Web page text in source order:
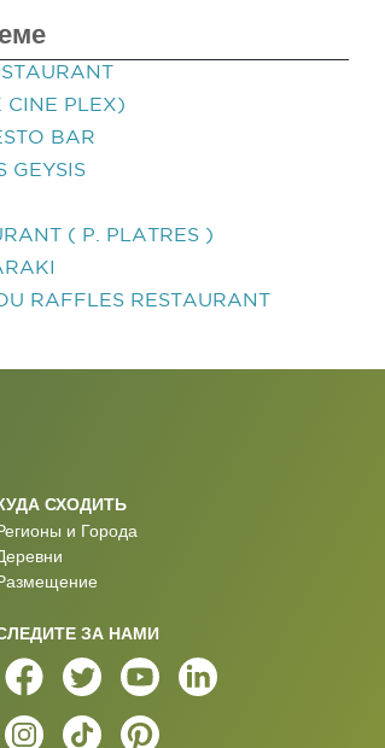
CINE PLEX)
BAR
GEYSIS
( P. PLATRES )
RAFFLES RESTAURANT
СХОДИТЬ
и Города
ЗА НАМИ